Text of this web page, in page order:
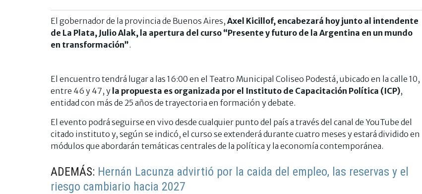
El gobernador de la provincia de Buenos Aires, Axel Kicillof, encabezará hoy junto al intendente
de La Plata, Julio Alak, la apertura del curso “Presente y futuro de la Argentina en un mundo
en transformación”.
El encuentro tendrá lugar a las 16:00 en el Teatro Municipal Coliseo Podestá, ubicado en la calle 10,
entre 46 y 47, y la propuesta es organizada por el Instituto de Capacitación Política (ICP),
entidad con más de 25 años de trayectoria en formación y debate.
El evento podrá seguirse en vivo desde cualquier punto del país a través del canal de YouTube del
citado instituto y, según se indicó, el curso se extenderá durante cuatro meses y estará dividido en
módulos que abordarán temáticas centrales de la política y la economía contemporánea.
ADEMÁS: Hernán Lacunza advirtió por la caida del empleo, las reservas y el
riesgo cambiario hacia 2027